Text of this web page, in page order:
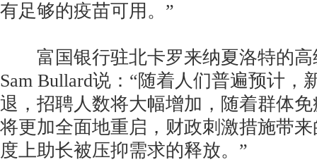
有足够的疫苗可用。”
富国银行驻北卡罗来纳夏洛特的高
Sam Bullard说：“随着人们普遍预计，
退，招聘人数将大幅增加，随着群体
将更加全面地重启，财政刺激措施带
度上助长被压抑需求的释放。”